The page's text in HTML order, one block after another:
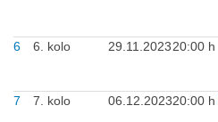
6
6. kolo 29.11.202320:00 h
7
7. kolo 06.12.202320:00 h